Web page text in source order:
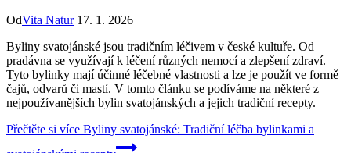
OdVita Natur 17. 1. 2026
Byliny svatojánské jsou tradičním léčivem v české kultuře. Od
pradávna se využívají k léčení různých nemocí a zlepšení zdraví.
Tyto bylinky mají účinné léčebné vlastnosti a lze je použít ve formě
čajů, odvarů či mastí. V tomto článku se podíváme na některé z
nejpoužívanějších bylin svatojánských a jejich tradiční recepty.
Přečtěte si více Byliny svatojánské: Tradiční léčba bylinkami a